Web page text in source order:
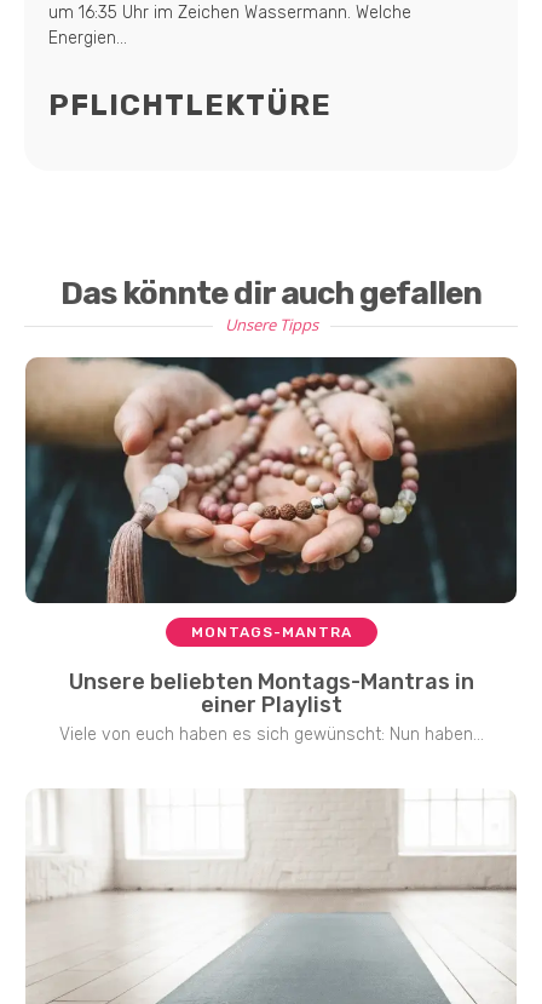
um 16:35 Uhr im Zeichen Wassermann. Welche
Energien...
PFLICHTLEKTÜRE
Das könnte dir auch gefallen
Unsere Tipps
MONTAGS-MANTRA
Unsere beliebten Montags-Mantras in
einer Playlist
Viele von euch haben es sich gewünscht: Nun haben...